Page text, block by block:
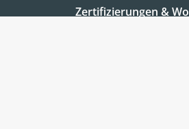
Zertifizierungen &